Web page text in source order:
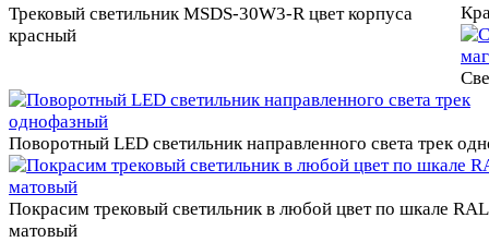
Трековый светильник MSDS-30W3-R цвет корпуса
красный
Поворотный LED светильник направленного света трек
Покрасим трековый светильник в любой цвет по шкале
матовый